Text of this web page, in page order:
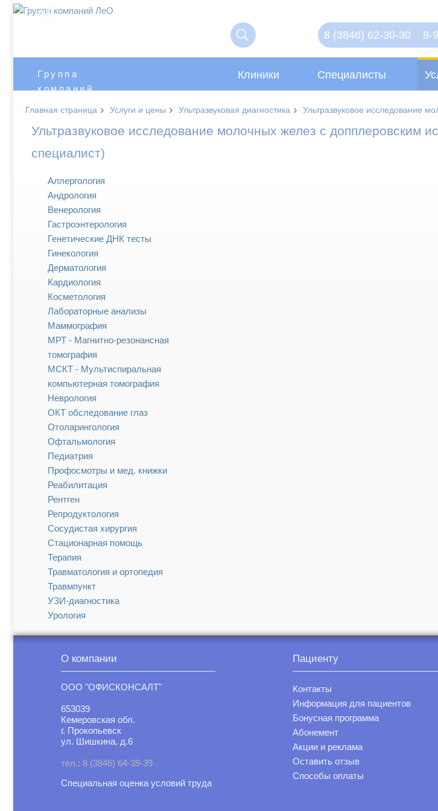
AA
Группа
компаний
8 (3846) 62-30-30 8-
Клиники Специалисты
Главная страница › Услуги и цены › Ультразвуковая диагностика › Ультразвуковое исследование
Ультразвуковое исследование молочных желез с допплеровским
специалист)
Аллергология
Андрология
Венерология
Гастроэнтерология
Генетические ДНК тесты
Гинекология
Дерматология
Кардиология
Косметология
Лабораторные анализы
Маммография
МРТ - Магнитно-резонансная
томография
МСКТ - Мультиспиральная
компьютерная томография
Неврология
ОКТ обследование глаз
Отоларингология
Офтальмология
Педиатрия
Профосмотры и мед. книжки
Реабилитация
Рентген
Репродуктология
Сосудистая хирургия
Стационарная помощь
Терапия
Травматология и ортопедия
Травмпункт
УЗИ-диагностика
Урология
Эндокринология
О компании
ООО "ОФИСКОНСАЛТ"
653039
Кемеровская обл.
г. Прокопьевск
ул. Шишкина, д.6
тел.: 8 (3846) 64-39-39
Специальная оценка условий труда
Пациенту
Контакты
Информация для пациентов
Бонусная программа
Абонемент
Акции и реклама
Оставить отзыв
Способы оплаты